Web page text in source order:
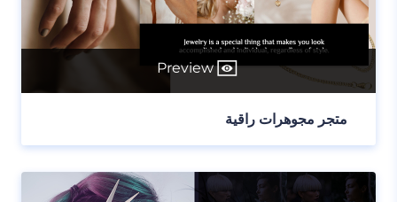
Preview
متجر مجوهرات راقية